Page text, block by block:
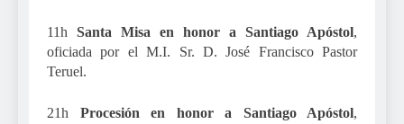
11h Santa Misa en honor a Santiago Apóstol,
oficiada por el M.I. Sr. D. José Francisco Pastor
Teruel.
21h Procesión en honor a Santiago Apóstol,